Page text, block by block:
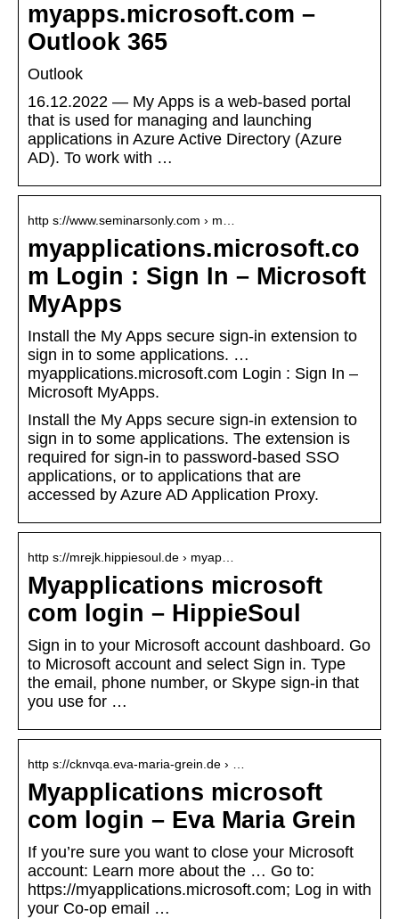
myapps.microsoft.com –
Outlook 365
Outlook
16.12.2022 — My Apps is a web-based portal
that is used for managing and launching
applications in Azure Active Directory (Azure
AD). To work with …
http s://www.seminarsonly.com › m…
myapplications.microsoft.co
m Login : Sign In – Microsoft
MyApps
Install the My Apps secure sign-in extension to
sign in to some applications. …
myapplications.microsoft.com Login : Sign In –
Microsoft MyApps.
Install the My Apps secure sign-in extension to
sign in to some applications. The extension is
required for sign-in to password-based SSO
applications, or to applications that are
accessed by Azure AD Application Proxy.
http s://mrejk.hippiesoul.de › myap…
Myapplications microsoft
com login – HippieSoul
Sign in to your Microsoft account dashboard. Go
to Microsoft account and select Sign in. Type
the email, phone number, or Skype sign-in that
you use for …
http s://cknvqa.eva-maria-grein.de › …
Myapplications microsoft
com login – Eva Maria Grein
If you’re sure you want to close your Microsoft
account: Learn more about the … Go to:
https://myapplications.microsoft.com; Log in with
your Co-op email …